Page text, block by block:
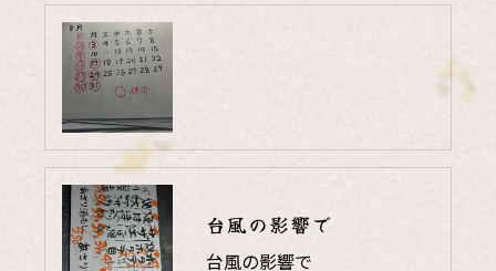
台風の影響で
台風の影響で